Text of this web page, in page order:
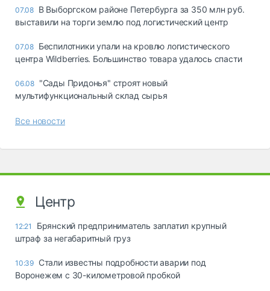
07.08 В Выборгском районе Петербурга за 350 млн руб.
выставили на торги землю под логистический центр
07.08 Беспилотники упали на кровлю логистического
центра Wildberries. Большинство товара удалось спасти
06.08 "Сады Придонья" строят новый
мультифункциональный склад сырья
Все новости
Центр
12:21
Брянский предприниматель заплатил крупный
штраф за негабаритный груз
10:39 Стали известны подробности аварии под
Воронежем с 30-километровой пробкой